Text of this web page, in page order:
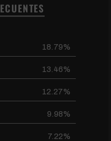
18.79%
13.46%
12.27%
9.98%
7.22%